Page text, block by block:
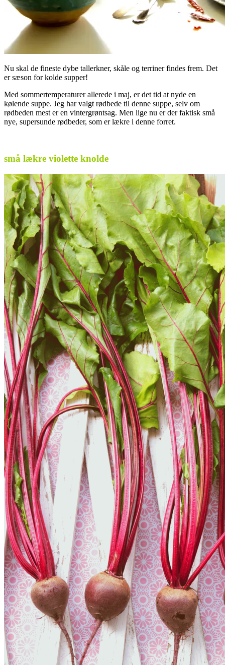
Nu skal de fineste dybe tallerkner, skåle og terriner findes frem. Det
er sæson for kolde supper!
Med sommertemperaturer allerede i maj, er det tid at nyde en
kølende suppe. Jeg har valgt rødbede til denne suppe, selv om
rødbeden mest er en vintergrøntsag. Men lige nu er der faktisk små
nye, supersunde rødbeder, som er lækre i denne forret.
små lækre violette knolde